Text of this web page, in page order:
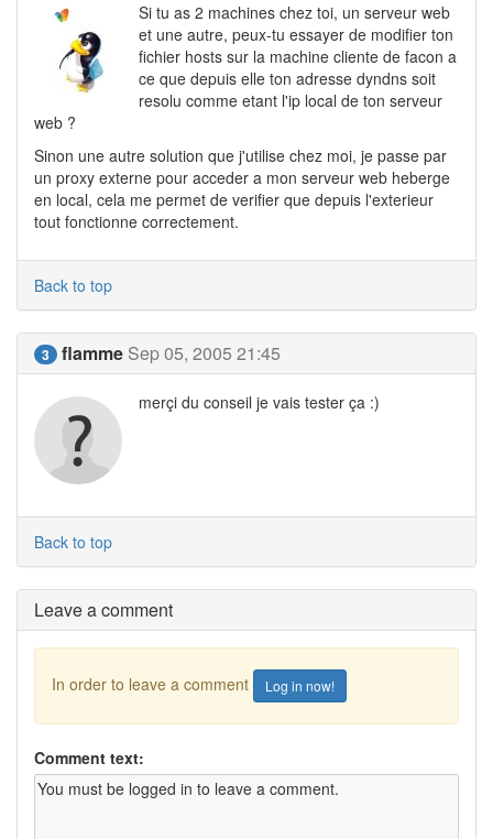
Si tu as 2 machines chez toi, un serveur web
et une autre, peux-tu essayer de modifier ton
fichier hosts sur la machine cliente de facon a
ce que depuis elle ton adresse dyndns soit
resolu comme etant l'ip local de ton serveur
web ?
Sinon une autre solution que j'utilise chez moi, je passe par
un proxy externe pour acceder a mon serveur web heberge
en local, cela me permet de verifier que depuis l'exterieur
tout fonctionne correctement.
Back to top
3 flamme Sep 05, 2005 21:45
merçi du conseil je vais tester ça :)
Back to top
Leave a comment
In order to leave a comment Log in now!
Comment text: